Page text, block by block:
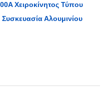
Χειροκίνητος Τύπου
Αλουμινίου